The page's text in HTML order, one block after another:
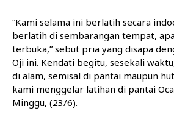
“Kami selama ini berlatih secara
berlatih di sembarangan tempat,
terbuka,” sebut pria yang disapa
Oji ini. Kendati begitu, sesekali
di alam, semisal di pantai maupun
kami menggelar latihan di pantai
Minggu, (23/6).